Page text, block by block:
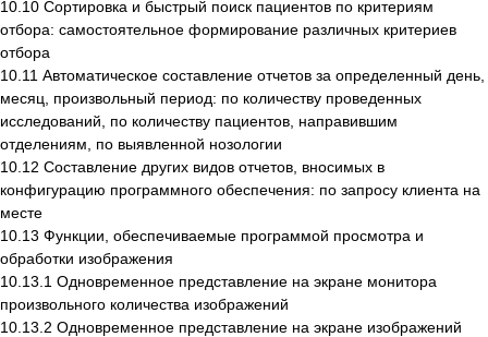
10.10 Сортировка и быстрый поиск пациентов по критериям
отбора: самостоятельное формирование различных критериев
отбора
10.11 Автоматическое составление отчетов за определенный день,
месяц, произвольный период: по количеству проведенных
исследований, по количеству пациентов, направившим
отделениям, по выявленной нозологии
10.12 Составление других видов отчетов, вносимых в
конфигурацию программного обеспечения: по запросу клиента на
месте
10.13 Функции, обеспечиваемые программой просмотра и
обработки изображения
10.13.1 Одновременное представление на экране монитора
произвольного количества изображений
10.13.2 Одновременное представление на экране изображений